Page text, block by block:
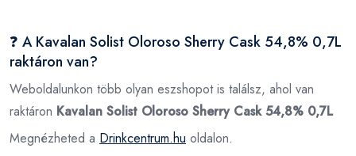
❓ A Kavalan Solist Oloroso Sherry Cask 54,8% 0,7L
raktáron van?
Weboldalunkon több olyan eszshopot is találsz, ahol van
raktáron Kavalan Solist Oloroso Sherry Cask 54,8% 0,7L
Megnézheted a Drinkcentrum.hu oldalon.